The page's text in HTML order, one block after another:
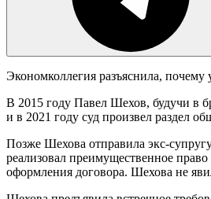
Экономколлегия разъяснила,
В 2015 году Павел Шехов, будучи в
и в 2021 году суд произвел раздел
Позже Шехова отправила экс-
реализовал преимущественное
оформления договора. Шехова не